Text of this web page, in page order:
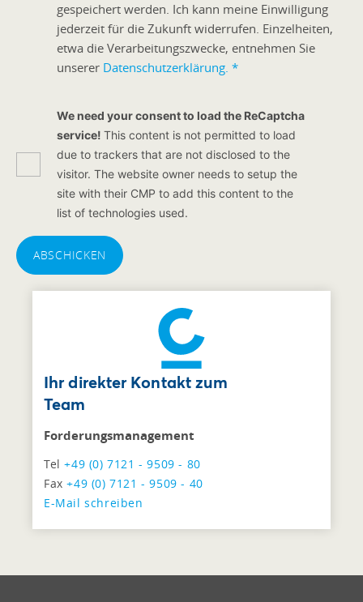
gespeichert werden. Ich kann meine Einwilligung
jederzeit für die Zukunft widerrufen. Einzelheiten,
etwa die Verarbeitungszwecke, entnehmen Sie
unserer Datenschutzerklärung. *
We need your consent to load the ReCaptcha
service! This content is not permitted to load
due to trackers that are not disclosed to the
visitor. The website owner needs to setup the
site with their CMP to add this content to the
list of technologies used.
ABSCHICKEN
Ihr direkter Kontakt zum
Team
Forderungsmanagement
Tel+49 (0) 7121 - 9509 - 80
Fax+49 (0) 7121 - 9509 - 40
E-Mail schreiben